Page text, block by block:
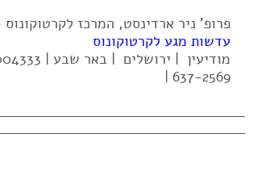
פרופ' ניר ארדינסט, המרכז
עדשות מגע לקרטוקונוס
637-2569 |